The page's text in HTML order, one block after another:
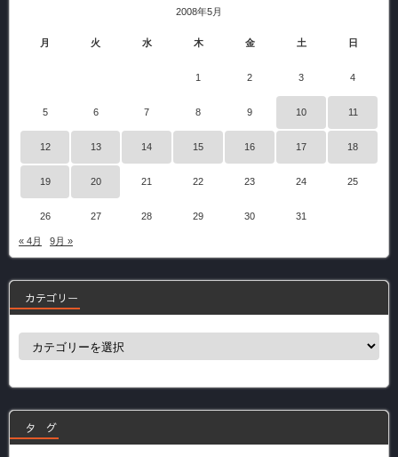
2008年5月
月 火 水 木 金 土 日
1 2 3 4
5 6 7 8 9 10 11
12 13 14 15 16 17 18
19 20 21 22 23 24 25
26 27 28 29 30 31
« 4月 9月 »
カテゴリー
カ
ー
タ グ